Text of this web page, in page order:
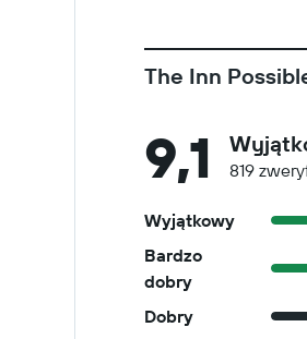
The Inn
9,1 819
Wyjątkowy
Bardzo
dobry
Dobry